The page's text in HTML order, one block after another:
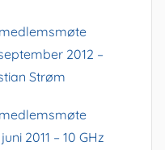
2012 –
Strøm
2011 – 10 GHz